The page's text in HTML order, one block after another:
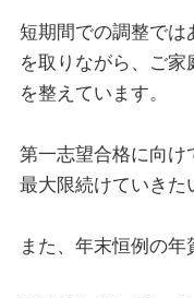
短期間での調整では
を取りながら、ご
を整えています。
第一志望合格に向け
最大限続けていきた
また、年末恒例の年